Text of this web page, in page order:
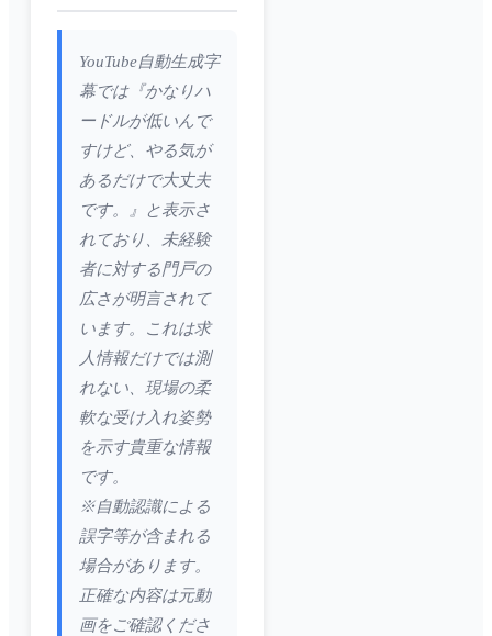
YouTube自動生成字
幕では『かなりハ
ードルが低いんで
すけど、やる気が
あるだけで大丈夫
です。』と表示さ
れており、未経験
者に対する門戸の
広さが明言されて
います。これは求
人情報だけでは測
れない、現場の柔
軟な受け入れ姿勢
を示す貴重な情報
です。
※自動認識による
誤字等が含まれる
場合があります。
正確な内容は元動
画をご確認くださ